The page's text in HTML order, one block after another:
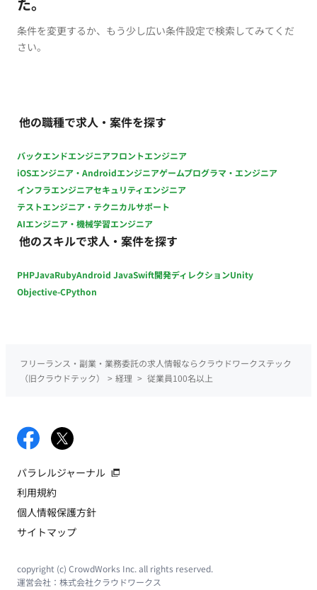
条件を変更するか、もう少し広い条件設定で検索してみてくだ
さい。
他の職種で求人・案件を探す
バックエンドエンジニアフロントエンジニア
iOSエンジニア・Androidエンジニアゲームプログラマ・エンジニア
インフラエンジニアセキュリティエンジニア
テストエンジニア・テクニカルサポート
AIエンジニア・機械学習エンジニア
他のスキルで求人・案件を探す
PHPJavaRubyAndroid JavaSwift開発ディレクションUnity
Objective-CPython
フリーランス・副業・業務委託の求人情報ならクラウドワークステック
（旧クラウドテック）
> 経理 > 従業員100名以上
パラレルジャーナル
利用規約
個人情報保護方針
サイトマップ
copyright (c) CrowdWorks Inc. all rights reserved.
運営会社： 株式会社クラウドワークス